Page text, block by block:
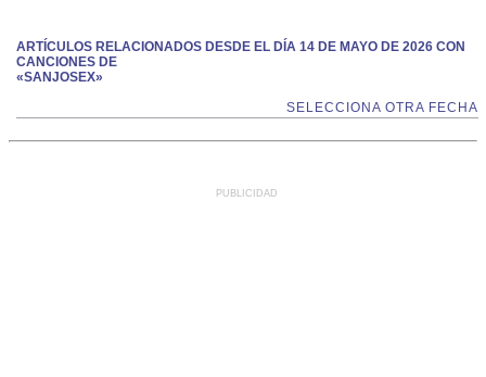
ARTÍCULOS RELACIONADOS DESDE EL DÍA 14 DE MAYO DE 2026 CON
CANCIONES DE
«SANJOSEX»
SELECCIONA OTRA FECHA
PUBLICIDAD